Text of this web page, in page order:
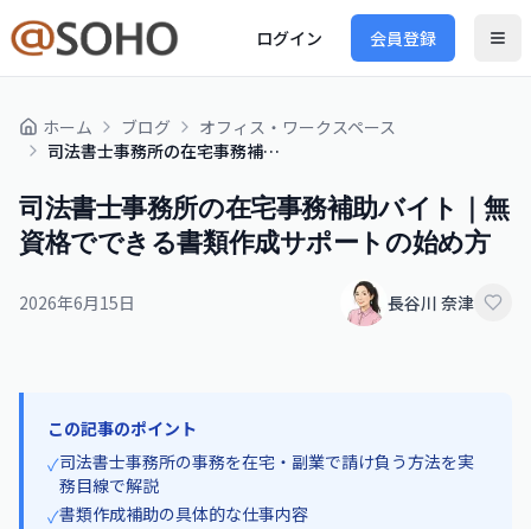
ログイン 会員登録
ホーム ブログ
オフィス・ワークスペース
司法書士事務所の在宅事務補助バイト｜無資格でできる書類作成サポートの始め方
司法書士事務所の在宅事務補助バイト｜無
資格でできる書類作成サポートの始め方
2026年6月15日 長谷川 奈津
この記事のポイント
✓司法書士事務所の事務を在宅・副業で請け負う方法を実
務目線で解説
✓書類作成補助の具体的な仕事内容